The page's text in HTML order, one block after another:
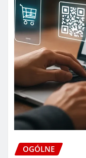
OGÓLNE